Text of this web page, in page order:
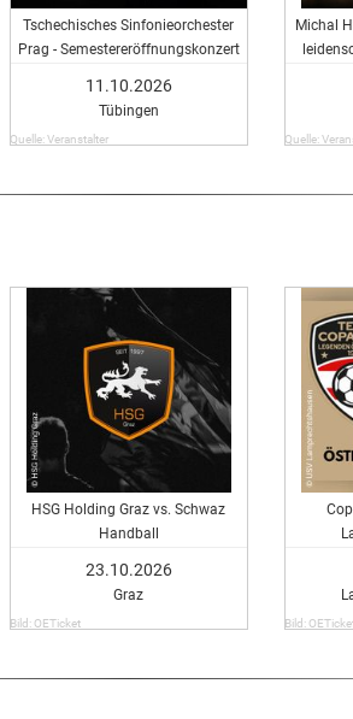
Tschechisches Sinfonieorchester
Prag - Semestereröffnungskonzert
11.10.2026
Tübingen
Quelle: Veranstalter
Michal
Quelle:
HSG Holding Graz vs. Schwaz
Handball
23.10.2026
Graz
Bild: OETicket Bild: